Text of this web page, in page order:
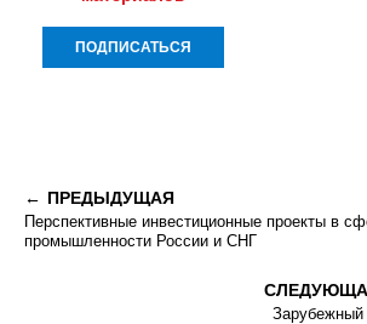
ПРЕДЫДУЩАЯ
Перспективные инвестиционные проекты в
промышленности России и СНГ
Зарубежный